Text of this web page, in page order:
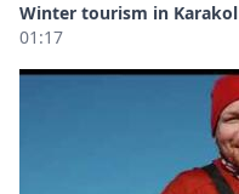
Winter tourism in Karakol
01:17